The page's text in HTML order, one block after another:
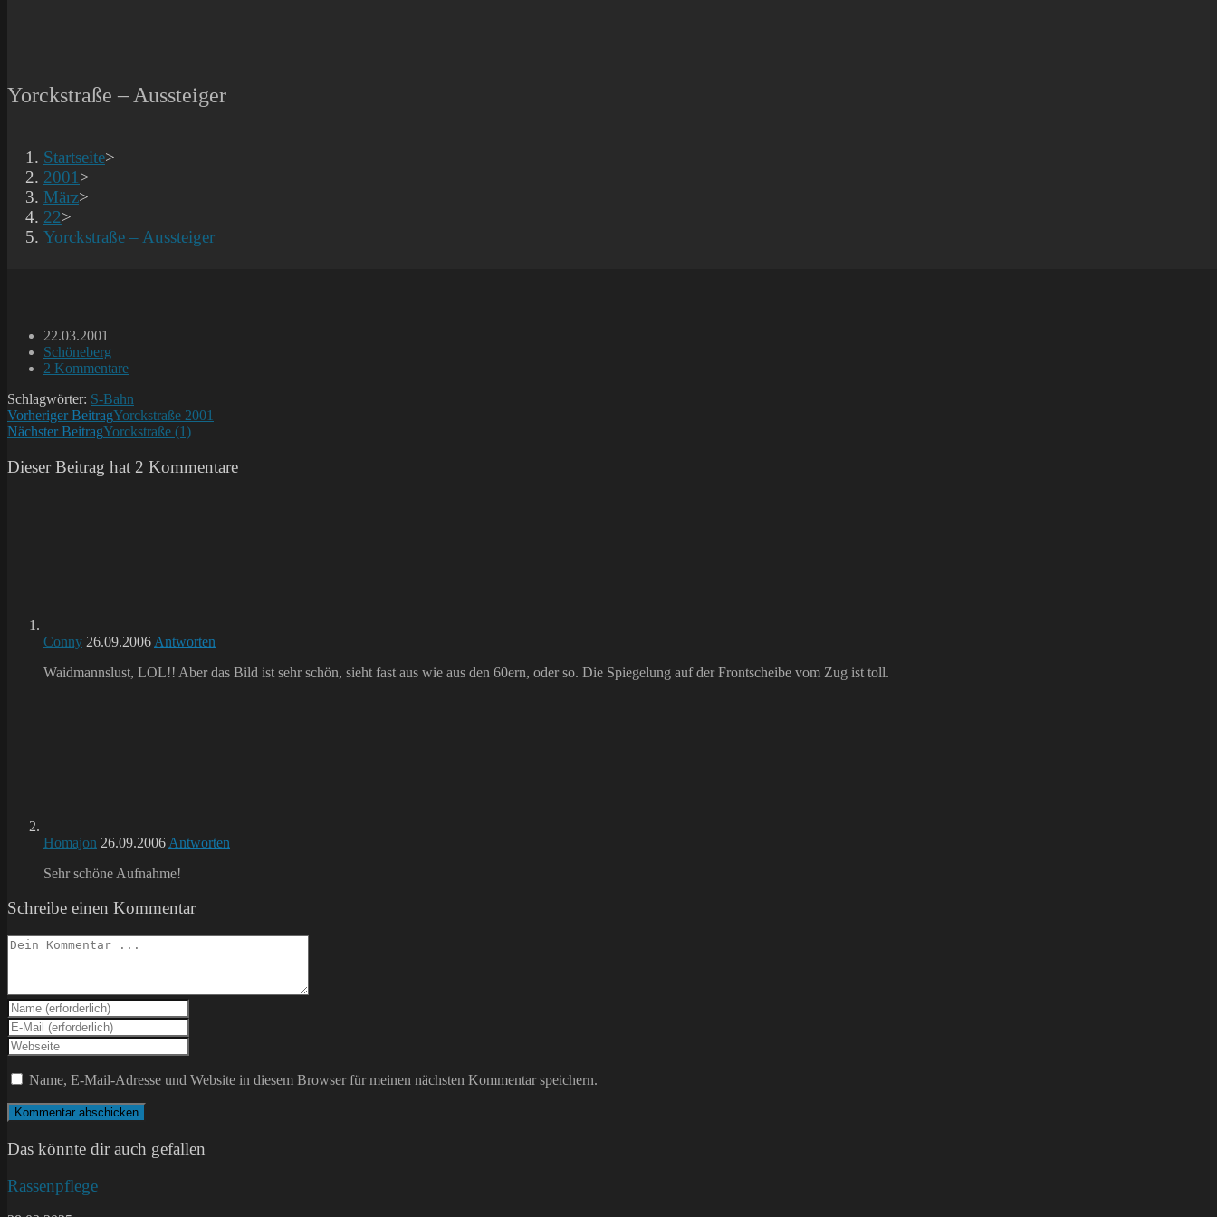
Yorckstraße – Aussteiger
Startseite>
2001 >
März>
22>
Yorckstraße – Aussteiger
Beitrag
veröffentlicht:
22.03.2001
Beitrags-
Kategorie:
Schöneberg
Beitrags-
2 Kommentare
Schlagwörter: S-Bahn
Weitere
Artikel
ansehen
Vorheriger BeitragYorckstraße 2001
Nächster BeitragYorckstraße (1)
Dieser Beitrag hat 2 Kommentare
Conny 26.09.2006 Antworten
Waidmannslust, LOL!! Aber das Bild ist sehr schön, sieht fast aus wie aus den 60ern, oder so. Die Spiegelung auf der Frontscheibe vom Zug ist toll.
Homajon 26.09.2006 Antworten
Sehr schöne Aufnahme!
Schreibe einen Kommentar
Kommentieren
Gib
deinen
Namen
oder
Benutzernamen
zum
Kommentieren
ein
Gib
deine
E-
Mail-
Adresse
zum
Kommentieren
Gib
deine
Website-
ein
(optional)
Name, E-Mail-Adresse und Website in diesem Browser für meinen nächsten Kommentar speichern.
Das könnte dir auch gefallen
Rassenpflege